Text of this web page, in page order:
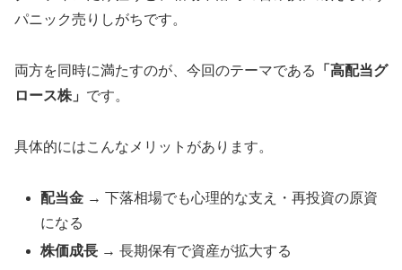
パニック売りしがちです。
両方を同時に満たすのが、今回のテーマである
「高配当グ
ロース株」 です。
具体的にはこんなメリットがあります。
配当金 → 下落相場でも心理的な支え・再投資の原資
になる
株価成長 → 長期保有で資産が拡大する